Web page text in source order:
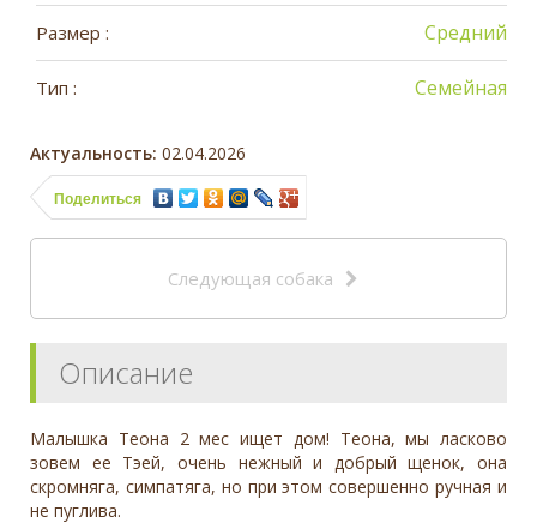
Размер : Средний
Тип : Семейная
Актуальность: 02.04.2026
Поделиться
Следующая собака
Описание
Малышка Теона 2 мес ищет дом! Теона, мы ласково
зовем ее Тэей, очень нежный и добрый щенок, она
скромняга, симпатяга, но при этом совершенно ручная и
не пуглива.